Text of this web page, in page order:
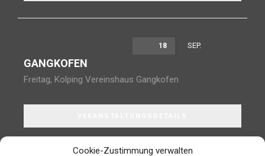
Cookie-Zustimmung verwalten
18 SEP.
GANGKOFEN
Freitag, Kolping Vereinshaus Gangkofen